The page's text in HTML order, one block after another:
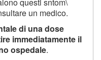
questi sntom\
un medico.
di una dose
immediatamente il
ospedale.